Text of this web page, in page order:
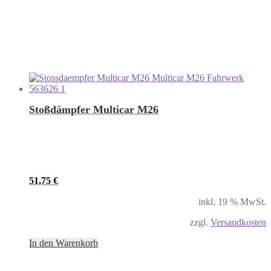
Stoßdämpfer Multicar M26
51,75 €
inkl. 19 % MwSt.
zzgl. Versandkosten
In den Warenkorb